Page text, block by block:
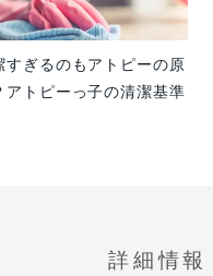
すぎるのもアトピーの原
アトピーっ子の清潔基準
詳細情報